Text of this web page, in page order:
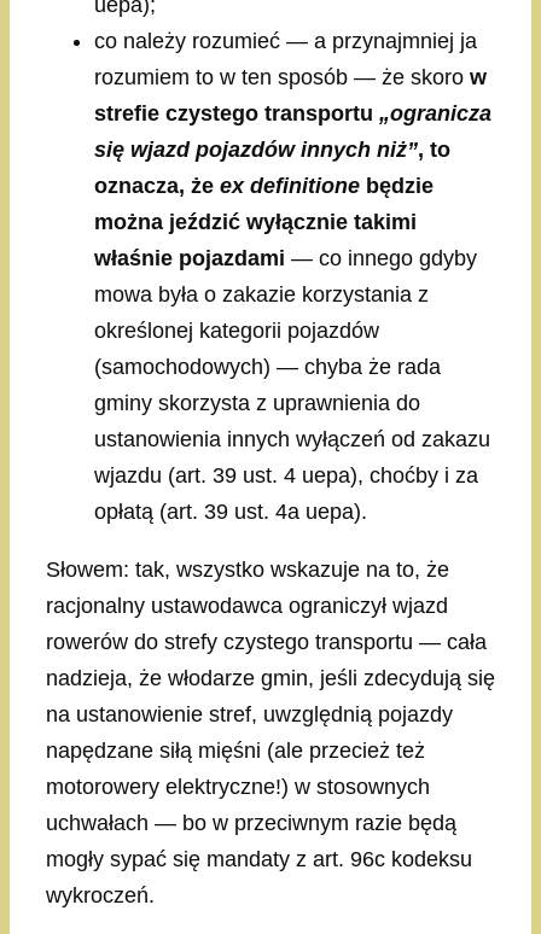
uepa);
co należy rozumieć — a przynajmniej ja
rozumiem to w ten sposób — że skoro w
strefie czystego transportu „ogranicza
się wjazd pojazdów innych niż”, to
oznacza, że ex definitione będzie
można jeździć wyłącznie takimi
właśnie pojazdami — co innego gdyby
mowa była o zakazie korzystania z
określonej kategorii pojazdów
(samochodowych) — chyba że rada
gminy skorzysta z uprawnienia do
ustanowienia innych wyłączeń od zakazu
wjazdu (art. 39 ust. 4 uepa), choćby i za
opłatą (art. 39 ust. 4a uepa).
Słowem: tak, wszystko wskazuje na to, że
racjonalny ustawodawca ograniczył wjazd
rowerów do strefy czystego transportu — cała
nadzieja, że włodarze gmin, jeśli zdecydują się
na ustanowienie stref, uwzględnią pojazdy
napędzane siłą mięśni (ale przecież też
motorowery elektryczne!) w stosownych
uchwałach — bo w przeciwnym razie będą
mogły sypać się mandaty z art. 96c kodeksu
wykroczeń.